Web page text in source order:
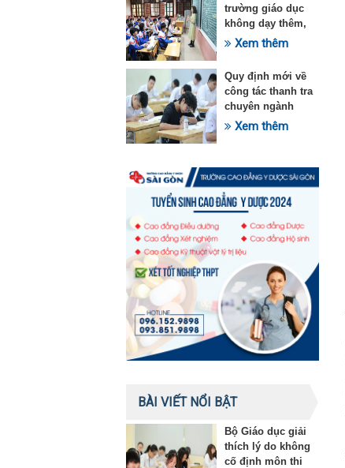
trường giáo dục
không dạy thêm,
học thêm
Xem thêm
Quy định mới về
công tác thanh tra
chuyên ngành
trong lĩnh vực giáo
Xem thêm
BÀI VIẾT NỔI BẬT
Bộ Giáo dục giải
thích lý do không
cố định môn thi